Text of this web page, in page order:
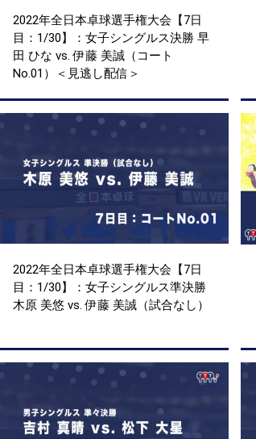
2022年全日本卓球選手権大会【7日
目：1/30】：女子シングルス決勝 早
田 ひな vs. 伊藤 美誠（コート
No.01）＜見逃し配信＞
2022年全日本卓球選手権大会【7日
目：1/30】：女子シングルス準決勝
木原 美悠 vs. 伊藤 美誠（試合なし）